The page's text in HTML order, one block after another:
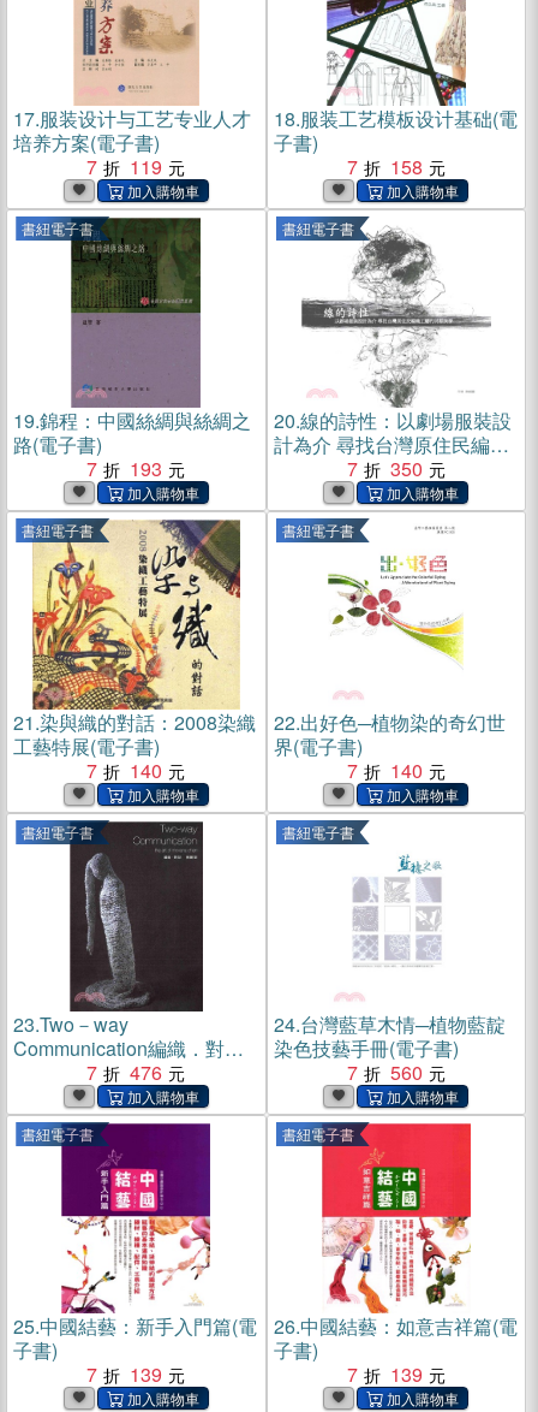
17.服装设计与工艺专业人才
培养方案(電子書)
7
119
18.服装工艺模板设计基础(電
子書)
7
158
書紐電子書
19.錦程：中國絲綢與絲綢之
路(電子書)
7
193
書紐電子書
20.線的詩性：以劇場服裝設
計為介 尋找台灣原住民編織
工藝的另類美學(電子書)
7 350
書紐電子書
21.染與織的對話：2008染織
工藝特展(電子書)
7
140
書紐電子書
22.出好色─植物染的奇幻世
界(電子書)
7
140
書紐電子書
23.Two－way
Communication編織．對話
7 476
書紐電子書
24.台灣藍草木情─植物藍靛
染色技藝手冊(電子書)
7
560
書紐電子書
25.中國結藝：新手入門篇(電
子書)
7
139
書紐電子書
26.中國結藝：如意吉祥篇(電
子書)
7
139